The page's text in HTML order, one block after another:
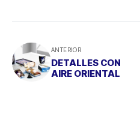
ANTERIOR
DETALLES CON
AIRE ORIENTAL